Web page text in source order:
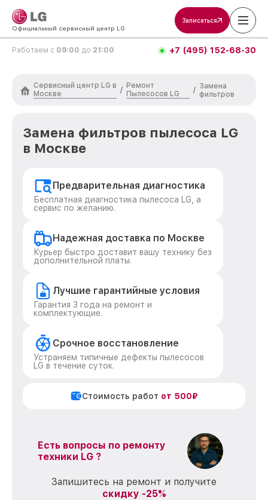
Официальный сервисный центр LG
Записаться
Работаем с 09:00 до 21:00 +7 (495) 152-68-30
Сервисный центр LG в
Москве
/
Ремонт
Пылесосов LG
/ Замена
фильтров
Замена фильтров пылесоса LG
в Москве
Предварительная диагностика
Бесплатная диагностика пылесоса LG, а
сервис по желанию.
Надежная доставка по Москве
Курьер быстро доставит вашу технику без
дополнительной платы.
Лучшие гарантийные условия
Гарантия 3 года на ремонт и
комплектующие.
Срочное восстановление
Устраняем типичные дефекты пылесосов
LG в течение суток.
Стоимость работ от 500₽
Есть вопросы по ремонту
техники LG ?
Запишитесь на ремонт и получите
скидку -25%